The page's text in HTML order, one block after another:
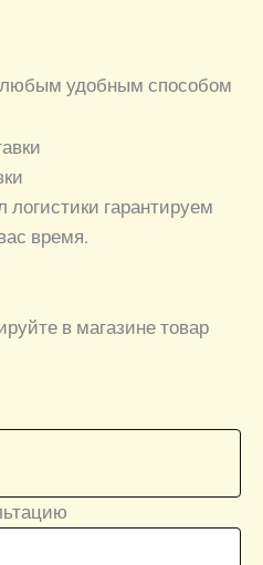
удобным способом
гарантируем
время.
в магазине товар